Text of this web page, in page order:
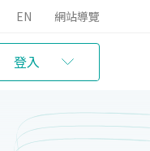
EN 網站導覽
登入